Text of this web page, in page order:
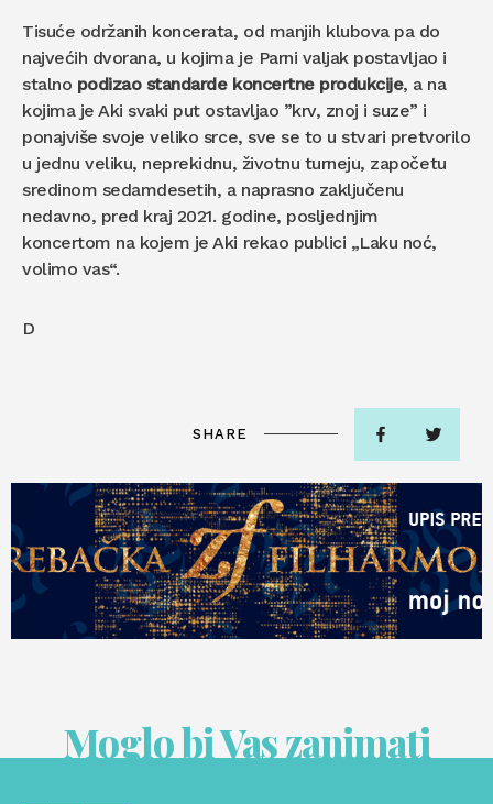
Tisuće održanih koncerata, od manjih klubova pa do
najvećih dvorana, u kojima je Parni valjak postavljao i
stalno podizao standarde koncertne produkcije, a na
kojima je Aki svaki put ostavljao ”krv, znoj i suze” i
ponajviše svoje veliko srce, sve se to u stvari pretvorilo
u jednu veliku, neprekidnu, životnu turneju, započetu
sredinom sedamdesetih, a naprasno zaključenu
nedavno, pred kraj 2021. godine, posljednjim
koncertom na kojem je Aki rekao publici „Laku noć,
volimo vas“.
D
SHARE
Moglo bi Vas zanimati